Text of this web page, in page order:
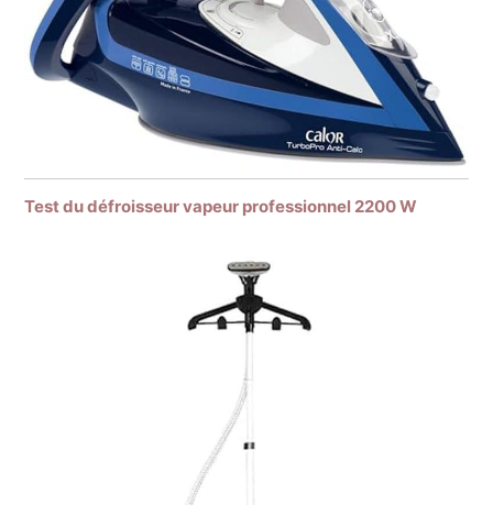
Test du défroisseur vapeur professionnel 2200 W